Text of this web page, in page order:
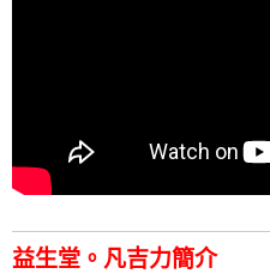
益生堂。凡吉力簡介